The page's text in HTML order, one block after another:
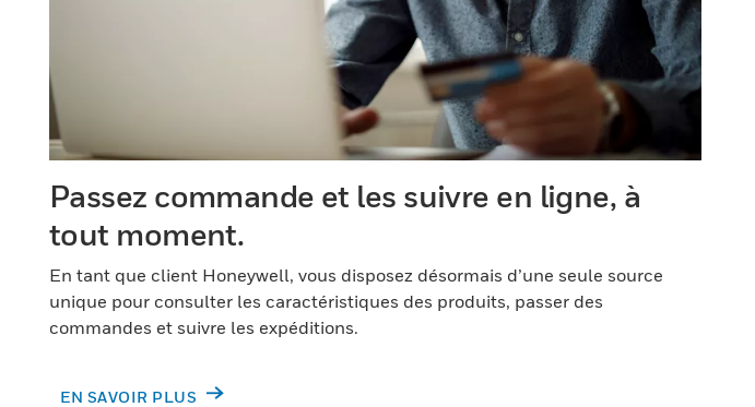
Passez commande et les suivre en ligne, à
tout moment.
En tant que client Honeywell, vous disposez désormais d’une seule source
unique pour consulter les caractéristiques des produits, passer des
commandes et suivre les expéditions.
EN SAVOIR PLUS